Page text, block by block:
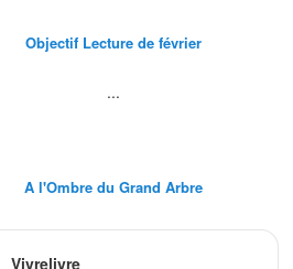
Objectif Lecture de février
...
A l'Ombre du Grand Arbre
Vivrelivre